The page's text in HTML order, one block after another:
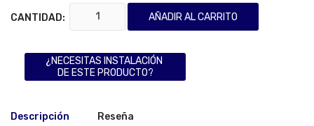
CANTIDAD: AÑADIR AL CARRITO
¿NECESITAS INSTALACIÓN
DE ESTE PRODUCTO?
Descripción Reseña